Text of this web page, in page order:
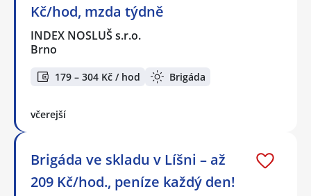
Kč/hod, mzda týdně
INDEX NOSLUŠ s.r.o.
Brno
179 – 304 Kč / hod Brigáda
včerejší
Brigáda ve skladu v Líšni – až
209 Kč/hod., peníze každý den!